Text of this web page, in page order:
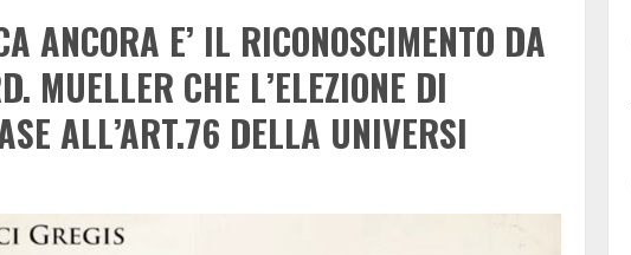
ANCORA E’ IL RICONOSCIMENTO DA
MUELLER CHE L’ELEZIONE DI
ALL’ART.76 DELLA UNIVERSI